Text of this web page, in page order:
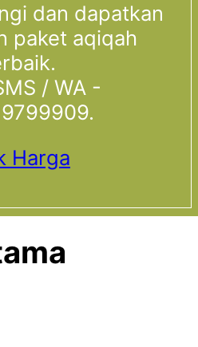
dan dapatkan
paket aqiqah
/ WA -
Harga